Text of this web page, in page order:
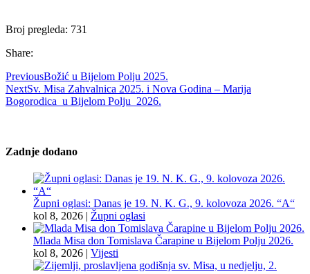
Broj pregleda: 731
Share:
PreviousBožić u Bijelom Polju 2025.
NextSv. Misa Zahvalnica 2025. i Nova Godina – Marija
Bogorodica u Bijelom Polju 2026.
Zadnje dodano
Župni oglasi: Danas je 19. N. K. G., 9. kolovoza 2026. “A“
kol 8, 2026 | Župni oglasi
Mlada Misa don Tomislava Čarapine u Bijelom Polju 2026.
kol 8, 2026 | Vijesti